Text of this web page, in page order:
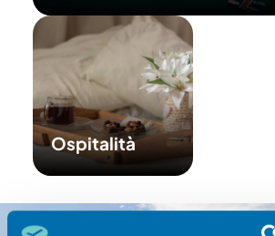
Ospitalità